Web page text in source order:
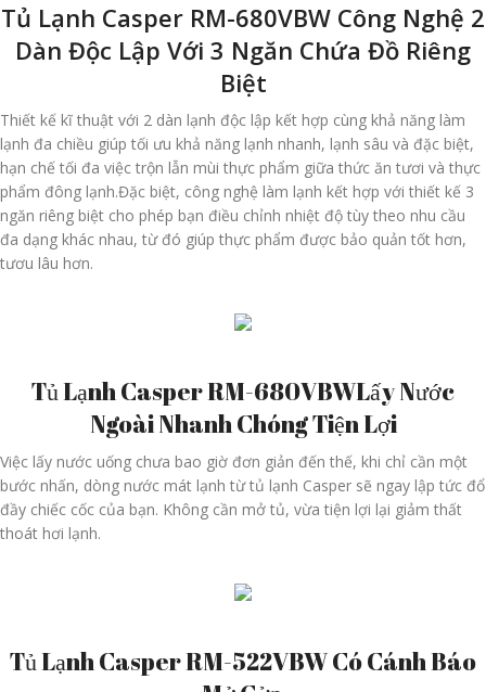
Tủ Lạnh Casper RM-680VBW Công Nghệ 2
Dàn Độc Lập Với 3 Ngăn Chứa Đồ Riêng
Biệt
Thiết kế kĩ thuật với 2 dàn lạnh độc lập kết hợp cùng khả năng làm
lạnh đa chiều giúp tối ưu khả năng lạnh nhanh, lạnh sâu và đặc biệt,
hạn chế tối đa việc trộn lẫn mùi thực phẩm giữa thức ăn tươi và thực
phẩm đông lạnh.Đặc biệt, công nghệ làm lạnh kết hợp với thiết kế 3
ngăn riêng biệt cho phép bạn điều chỉnh nhiệt độ tùy theo nhu cầu
đa dạng khác nhau, từ đó giúp thực phẩm được bảo quản tốt hơn,
tươu lâu hơn.
Tủ Lạnh Casper RM-680VBWLấy Nước
Ngoài Nhanh Chóng Tiện Lợi
Việc lấy nước uống chưa bao giờ đơn giản đến thế, khi chỉ cần một
bước nhấn, dòng nước mát lạnh từ tủ lạnh Casper sẽ ngay lập tức đổ
đầy chiếc cốc của bạn. Không cần mở tủ, vừa tiện lợi lại giảm thất
thoát hơi lạnh.
Tủ Lạnh Casper RM-522VBW Có Cánh Báo